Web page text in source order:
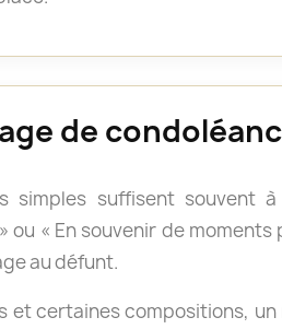
de
simples suffisent
ou « En souvenir de
au défunt.
et certaines compositions,